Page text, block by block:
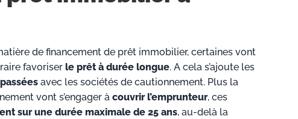
de financement de prêt immobilier, certaines vont
favoriser le prêt à durée longue. A cela s’ajoute les
avec les sociétés de cautionnement. Plus la
vont s’engager à couvrir l’emprunteur, ces
sur une durée maximale de 25 ans, au-delà la